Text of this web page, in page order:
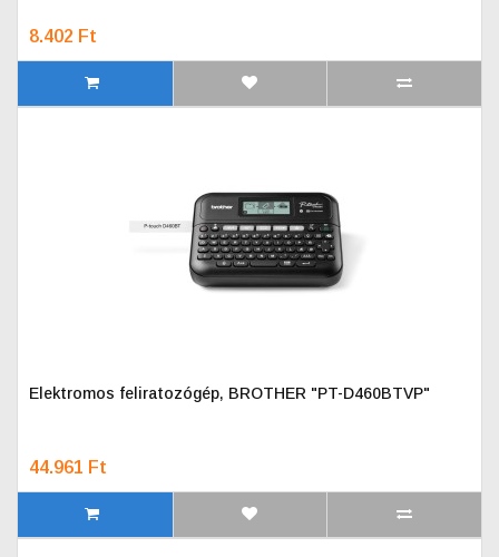
8.402 Ft
Elektromos feliratozógép, BROTHER "PT-D460BTVP"
44.961 Ft